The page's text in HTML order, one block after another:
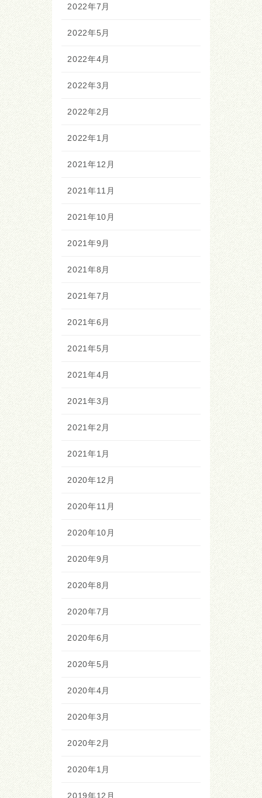
2022年7月
2022年5月
2022年4月
2022年3月
2022年2月
2022年1月
2021年12月
2021年11月
2021年10月
2021年9月
2021年8月
2021年7月
2021年6月
2021年5月
2021年4月
2021年3月
2021年2月
2021年1月
2020年12月
2020年11月
2020年10月
2020年9月
2020年8月
2020年7月
2020年6月
2020年5月
2020年4月
2020年3月
2020年2月
2020年1月
2019年12月